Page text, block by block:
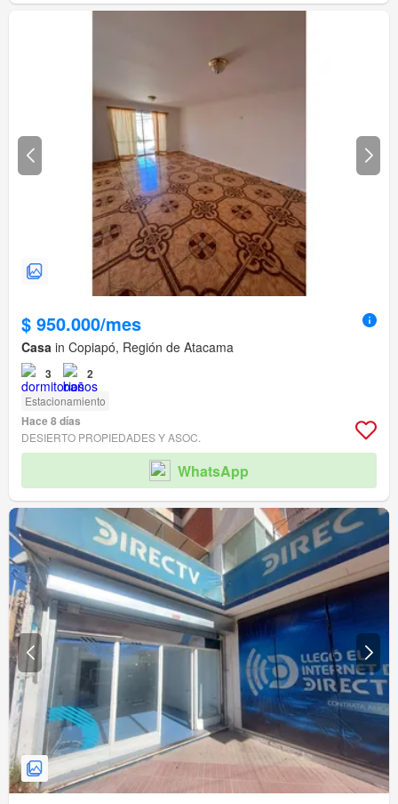
$ 950.000/mes
Casa in Copiapó, Región de Atacama
3 2
Estacionamiento
Hace 8 días
DESIERTO PROPIEDADES Y ASOC.
WhatsApp